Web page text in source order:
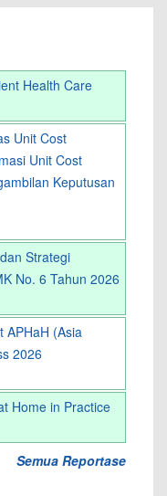
Health Care
Unit Cost
Unit Cost
Keputusan
Strategi
No. 6 Tahun 2026
APHaH (Asia
2026
Home in Practice
Semua Reportase